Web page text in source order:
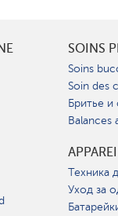
SOINS
Soins
Soin des
Бритье и
Balances
Техника
Уход за